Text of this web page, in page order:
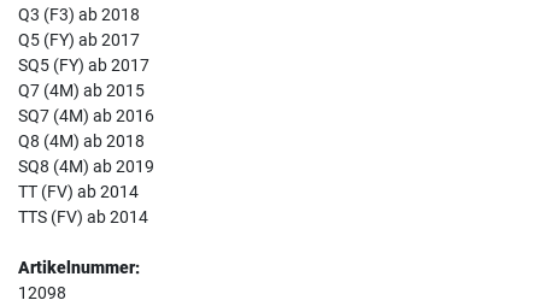
Q3 (F3) ab 2018
Q5 (FY) ab 2017
SQ5 (FY) ab 2017
Q7 (4M) ab 2015
SQ7 (4M) ab 2016
Q8 (4M) ab 2018
SQ8 (4M) ab 2019
TT (FV) ab 2014
TTS (FV) ab 2014
Artikelnummer:
12098